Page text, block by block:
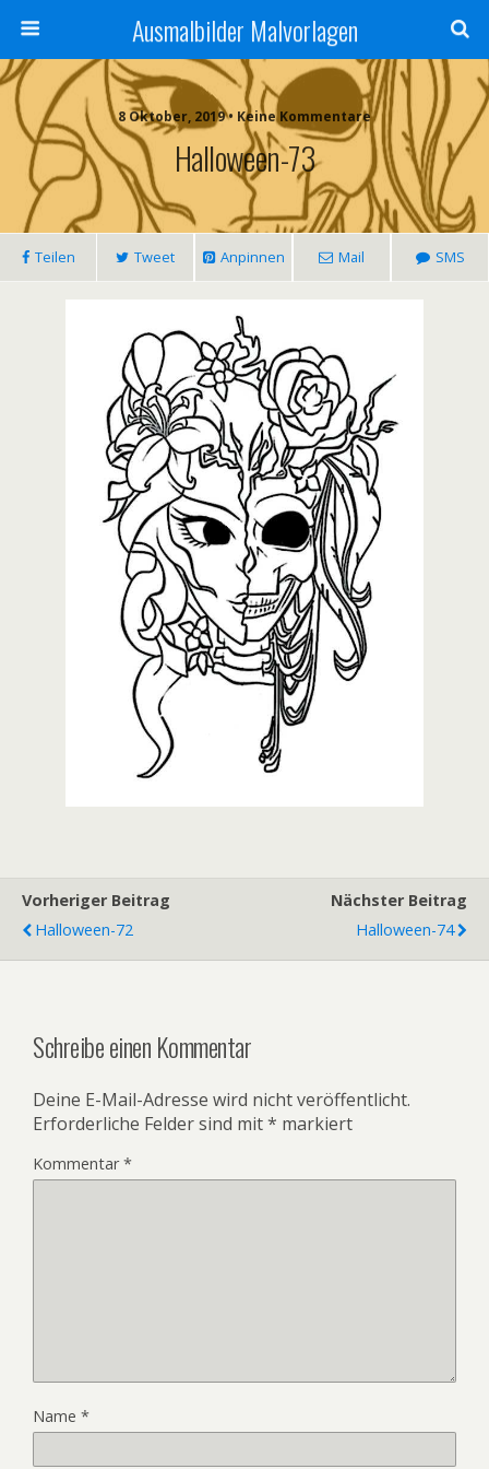
Ausmalbilder Malvorlagen
8 Oktober, 2019 • Keine Kommentare
Halloween-73
Teilen Tweet Anpinnen Mail SMS
Vorheriger Beitrag
Halloween-72
Nächster Beitrag
Halloween-74
Schreibe einen Kommentar
Deine E-Mail-Adresse wird nicht veröffentlicht.
Erforderliche Felder sind mit* markiert
Kommentar*
Name *